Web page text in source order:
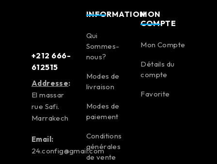
+212 666-
612515
Addresse:
El massar
rue Safi.
Marrakech
Email:
24.config@gmail.com
INFORMATION
Qui
Sommes-
nous?
Modes de
livraison
Modes de
paiement
Conditions
générales
de vente
MON
COMPTE
Mon Compte
Détails du
compte
Favorite